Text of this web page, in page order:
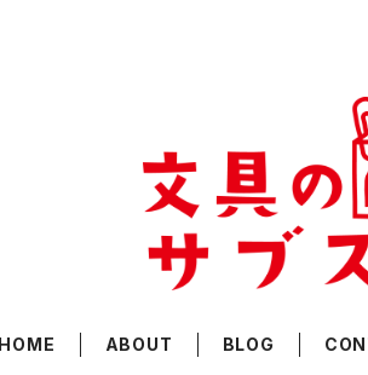
HOME ABOUT BLOG